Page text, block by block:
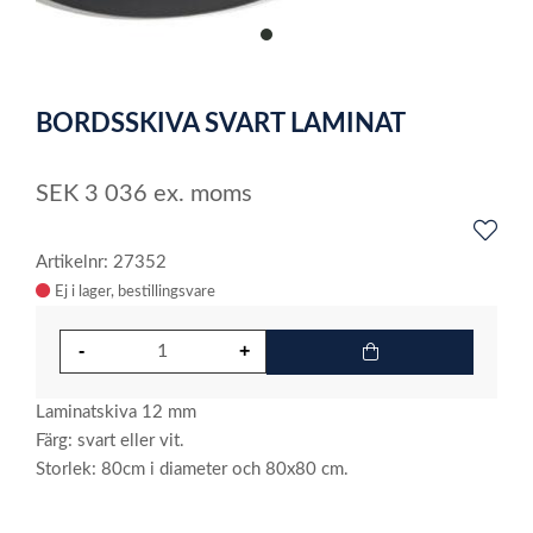
item
of
BORDSSKIVA SVART LAMINAT
SEK 3 036 ex. moms
Artikelnr: 27352
Ej i lager
Laminatskiva 12 mm
Färg: svart eller vit.
Storlek: 80cm i diameter och 80x80 cm.